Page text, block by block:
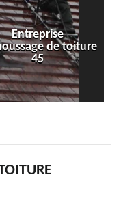
Isolation toiture